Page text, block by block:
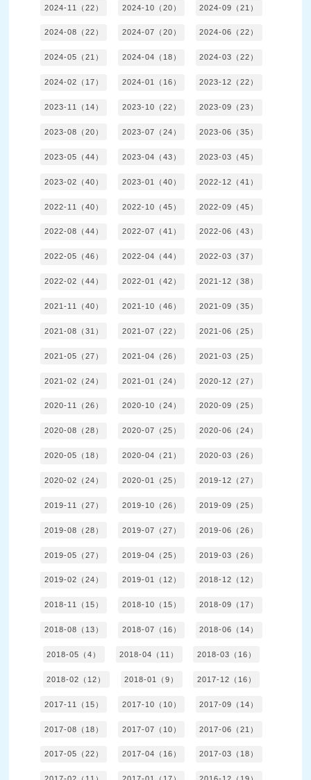
2024-11（22） 2024-10（20） 2024-09（21）
2024-08（22） 2024-07（20） 2024-06（22）
2024-05（21） 2024-04（18） 2024-03（22）
2024-02（17） 2024-01（16） 2023-12（22）
2023-11（14） 2023-10（22） 2023-09（23）
2023-08（20） 2023-07（24） 2023-06（35）
2023-05（44） 2023-04（43） 2023-03（45）
2023-02（40） 2023-01（40） 2022-12（41）
2022-11（40） 2022-10（45） 2022-09（45）
2022-08（44） 2022-07（41） 2022-06（43）
2022-05（46） 2022-04（44） 2022-03（37）
2022-02（44） 2022-01（42） 2021-12（38）
2021-11（40） 2021-10（46） 2021-09（35）
2021-08（31） 2021-07（22） 2021-06（25）
2021-05（27） 2021-04（26） 2021-03（25）
2021-02（24） 2021-01（24） 2020-12（27）
2020-11（26） 2020-10（24） 2020-09（25）
2020-08（28） 2020-07（25） 2020-06（24）
2020-05（18） 2020-04（21） 2020-03（26）
2020-02（24） 2020-01（25） 2019-12（27）
2019-11（27） 2019-10（26） 2019-09（25）
2019-08（28） 2019-07（27） 2019-06（26）
2019-05（27） 2019-04（25） 2019-03（26）
2019-02（24） 2019-01（12） 2018-12（12）
2018-11（15） 2018-10（15） 2018-09（17）
2018-08（13） 2018-07（16） 2018-06（14）
2018-05（4） 2018-04（11） 2018-03（16）
2018-02（12） 2018-01（9） 2017-12（16）
2017-11（15） 2017-10（10） 2017-09（14）
2017-08（18） 2017-07（10） 2017-06（21）
2017-05（22） 2017-04（16） 2017-03（18）